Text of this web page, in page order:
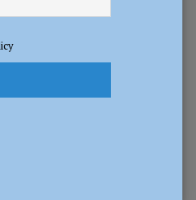
Pontieri – IL